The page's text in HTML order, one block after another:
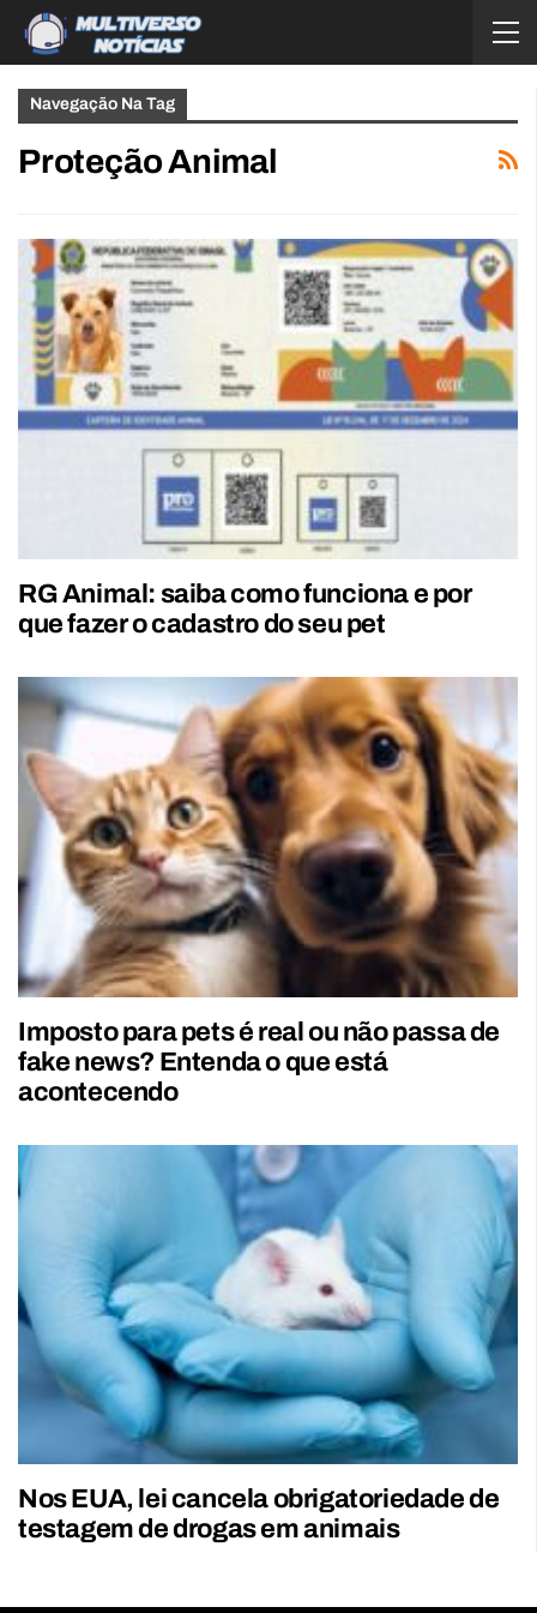
Navegação Na Tag
Proteção Animal
RG Animal: saiba como funciona e por
que fazer o cadastro do seu pet
Imposto para pets é real ou não passa de
fake news? Entenda o que está
acontecendo
Nos EUA, lei cancela obrigatoriedade de
testagem de drogas em animais